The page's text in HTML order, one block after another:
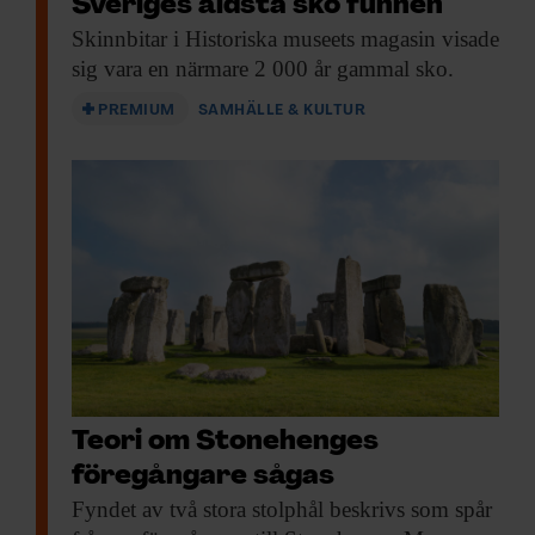
Svenska mynt från 1100-talet är dessutom
ovanliga, då man under omkring 150 år
Sveriges äldsta sko funnen
Skinnbitar i Historiska museets magasin visade
sig vara en närmare 2 000 år gammal sko.
PREMIUM SAMHÄLLE & KULTUR
Teori om Stonehenges
föregångare sågas
Fyndet av två stora stolphål beskrivs som spår